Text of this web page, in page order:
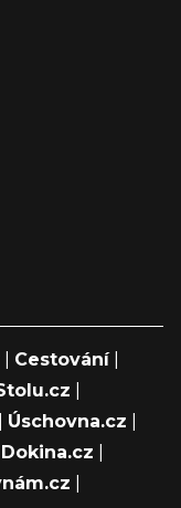
Cestování|
Úschovna.cz
Dokina.cz